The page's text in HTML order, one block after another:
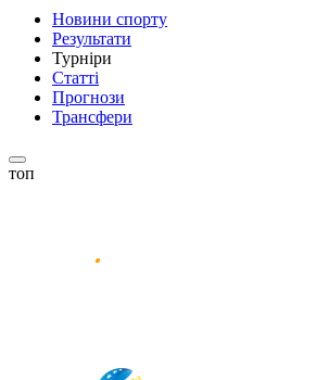
Новини спорту
Результати
Турніри
Статті
Прогнози
Трансфери
топ